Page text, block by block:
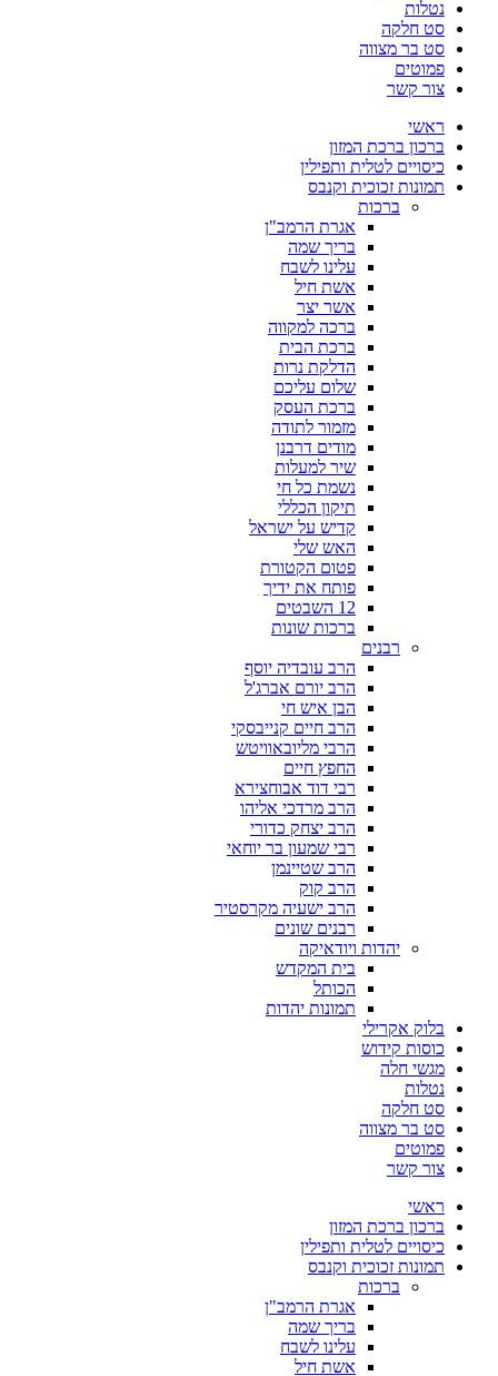
נטלות
סט חלקה
סט בר מצווה
פמוטים
צור קשר
ראשי
ברכון ברכת המזון
כיסויים לטלית ותפילין
תמונות זכוכית וקנבס
ברכות
אגרת הרמב"ן
בריך שמה
עלינו לשבח
אשת חיל
אשר יצר
ברכה למקווה
ברכת הבית
הדלקת נרות
שלום עליכם
ברכת העסק
מזמור לתודה
מודים דרבנן
שיר למעלות
נשמת כל חי
תיקון הכללי
קדיש על ישראל
האש שלי
פטום הקטורת
פותח את ידיך
12 השבטים
ברכות שונות
רבנים
הרב עובדיה יוסף
הרב יורם אברג'ל
הבן איש חי
הרב חיים קנייבסקי
הרבי מליובאוויטש
החפץ חיים
רבי דוד אבוחצירא
הרב מרדכי אליהו
הרב יצחק כדורי
רבי שמעון בר יוחאי
הרב שטיינמן
הרב קוק
הרב ישעיה מקרסטיר
רבנים שונים
יהדות ויודאיקה
בית המקדש
הכותל
תמונות יהדות
בלוק אקרילי
כוסות קידוש
מגשי חלה
נטלות
סט חלקה
סט בר מצווה
פמוטים
צור קשר
ראשי
ברכון ברכת המזון
כיסויים לטלית ותפילין
תמונות זכוכית וקנבס
ברכות
אגרת הרמב"ן
בריך שמה
עלינו לשבח
אשת חיל